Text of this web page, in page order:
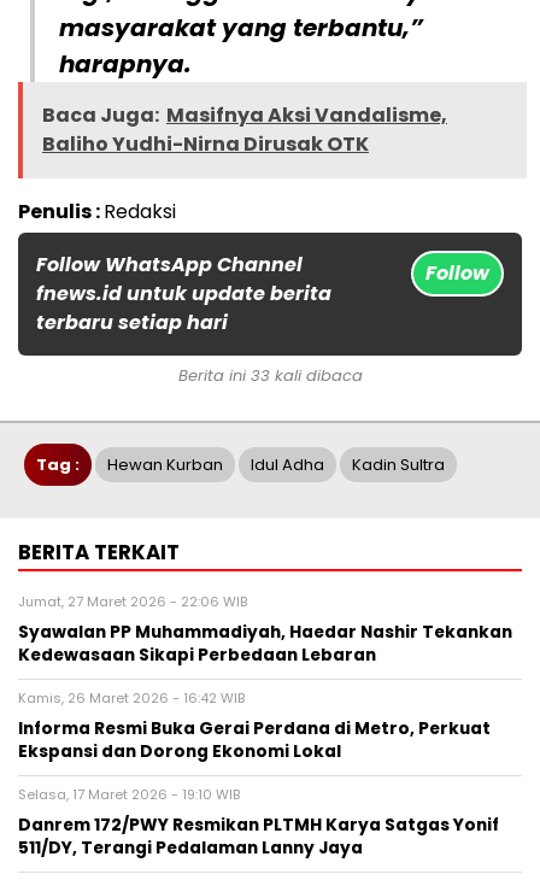
masyarakat yang terbantu,”
harapnya.
Baca Juga: Masifnya Aksi Vandalisme,
Baliho Yudhi-Nirna Dirusak OTK
Penulis :Redaksi
Follow WhatsApp Channel
fnews.id untuk update berita
terbaru setiap hari
Follow
Berita ini 33 kali dibaca
Tag : Hewan Kurban Idul Adha Kadin Sultra
BERITA TERKAIT
Jumat, 27 Maret 2026 - 22:06 WIB
Syawalan PP Muhammadiyah, Haedar Nashir Tekankan
Kedewasaan Sikapi Perbedaan Lebaran
Kamis, 26 Maret 2026 - 16:42 WIB
Informa Resmi Buka Gerai Perdana di Metro, Perkuat
Ekspansi dan Dorong Ekonomi Lokal
Selasa, 17 Maret 2026 - 19:10 WIB
Danrem 172/PWY Resmikan PLTMH Karya Satgas Yonif
511/DY, Terangi Pedalaman Lanny Jaya